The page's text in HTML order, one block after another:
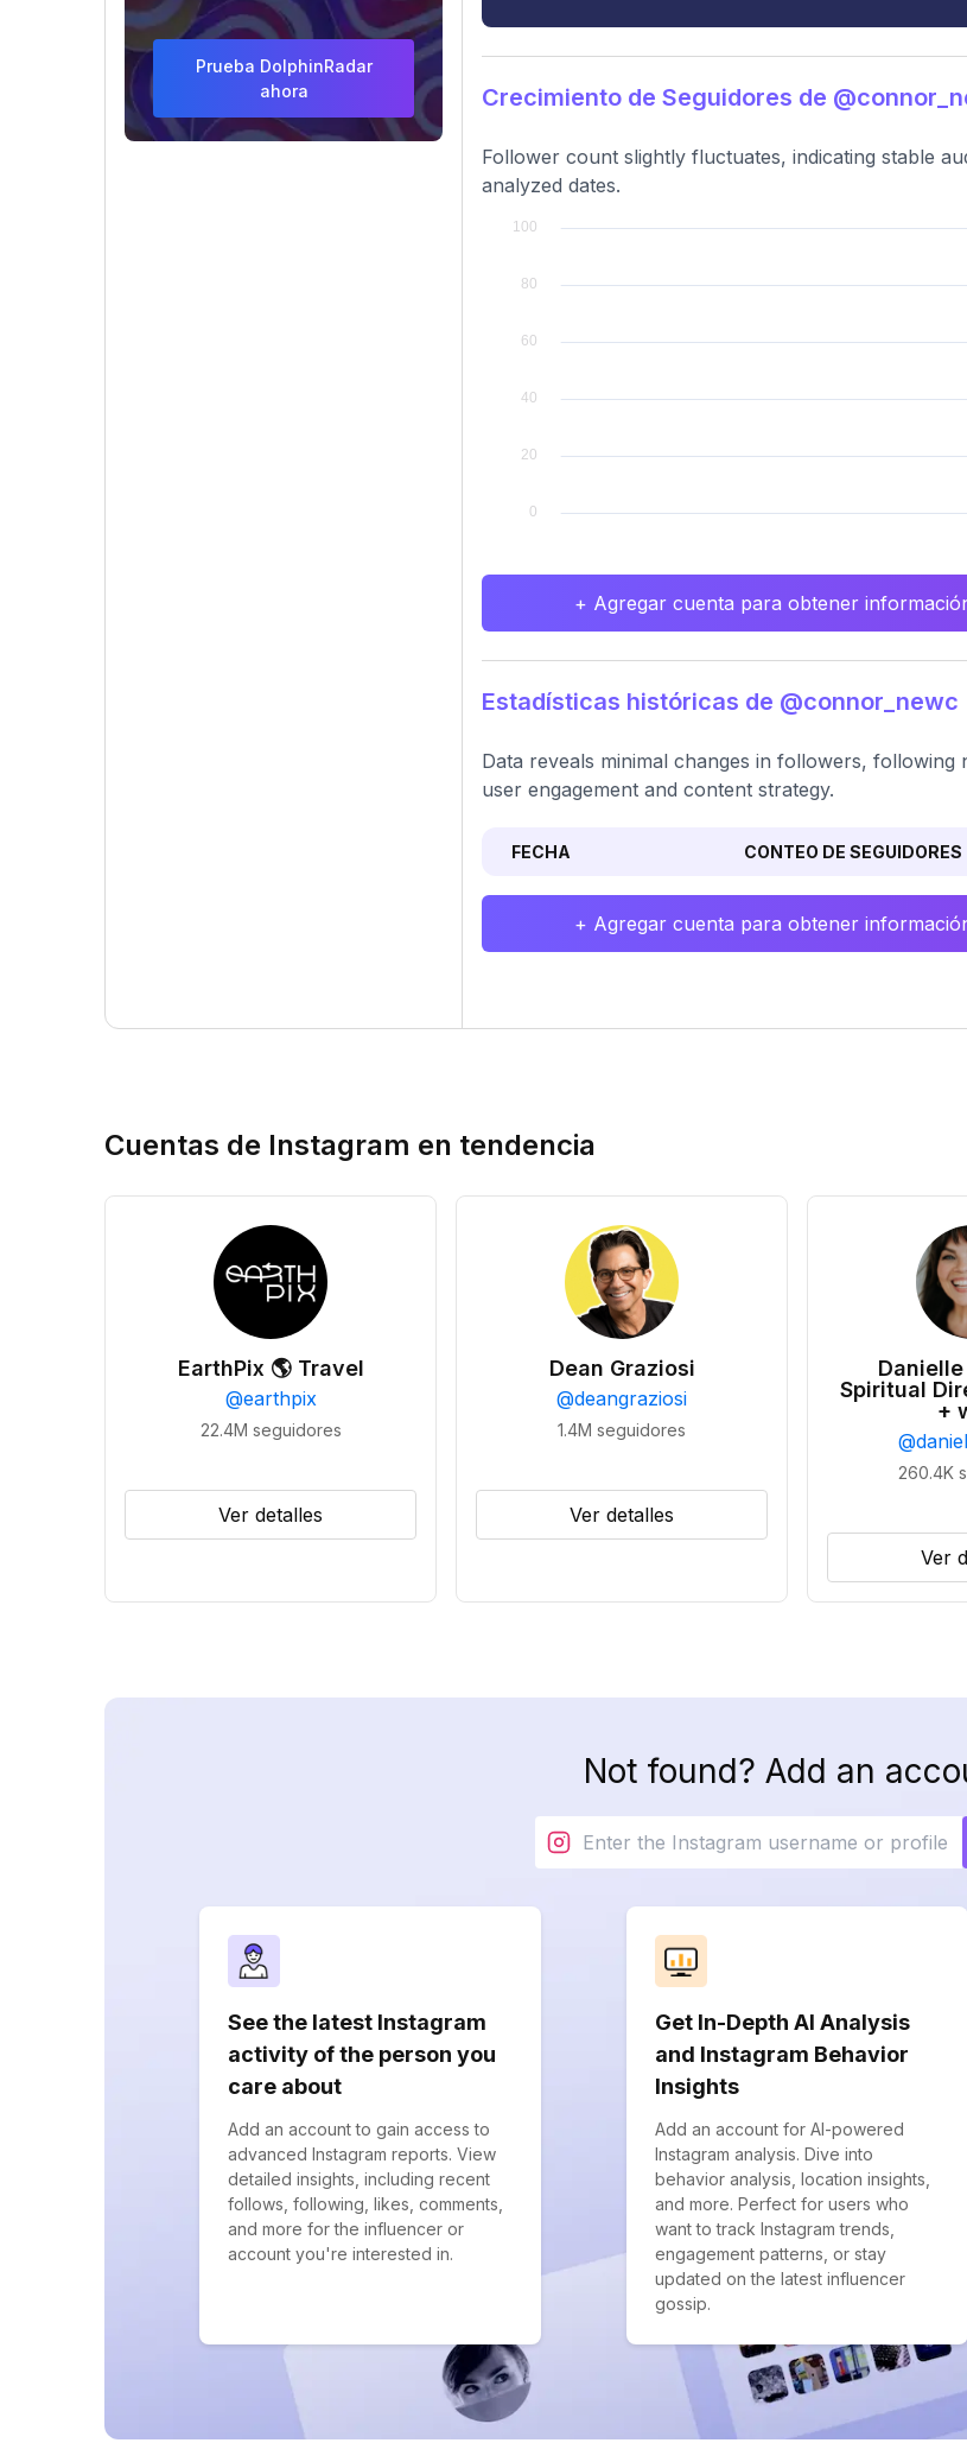
Prueba DolphinRadar
ahora
Crecimiento de Seguidores de
Follower count slightly fluctuates, indicating stable
analyzed dates.
+ Agregar cuenta para obtener
Estadísticas históricas de @connor_newc
Data reveals minimal changes in followers,
user engagement and content strategy.
FECHA CONTEO DE SEGUIDORES
+ Agregar cuenta para obtener
Cuentas de Instagram en tendencia
EarthPix 🌎 Travel
@earthpix
22.4M seguidores
Ver detalles
Dean Graziosi
@deangraziosi
1.4M seguidores
Ver detalles
Danielle
Spiritual
+
@
260.4K
Ver
Not found? Add an
See the latest Instagram
activity of the person you
care about
Add an account to gain access to
advanced Instagram reports. View
detailed insights, including recent
follows, following, likes, comments,
and more for the influencer or
account you're interested in.
Get In-Depth AI Analysis
and Instagram Behavior
Insights
Add an account for AI-powered
Instagram analysis. Dive into
behavior analysis, location insights,
and more. Perfect for users who
want to track Instagram trends,
engagement patterns, or stay
updated on the latest influencer
gossip.